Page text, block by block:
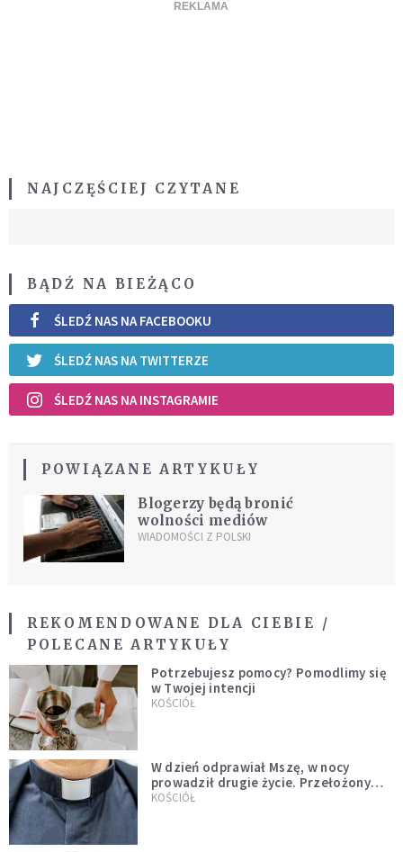
NAJCZĘŚCIEJ CZYTANE
BĄDŹ NA BIEŻĄCO
ŚLEDŹ NAS NA FACEBOOKU
ŚLEDŹ NAS NA TWITTERZE
ŚLEDŹ NAS NA INSTAGRAMIE
POWIĄZANE ARTYKUŁY
Blogerzy będą bronić
wolności mediów
WIADOMOŚCI Z POLSKI
REKOMENDOWANE DLA CIEBIE /
POLECANE ARTYKUŁY
Potrzebujesz pomocy? Pomodlimy się
w Twojej intencji
KOŚCIÓŁ
W dzień odprawiał Mszę, w nocy
prowadził drugie życie. Przełożony
kazał mu opuścić zakon
KOŚCIÓŁ